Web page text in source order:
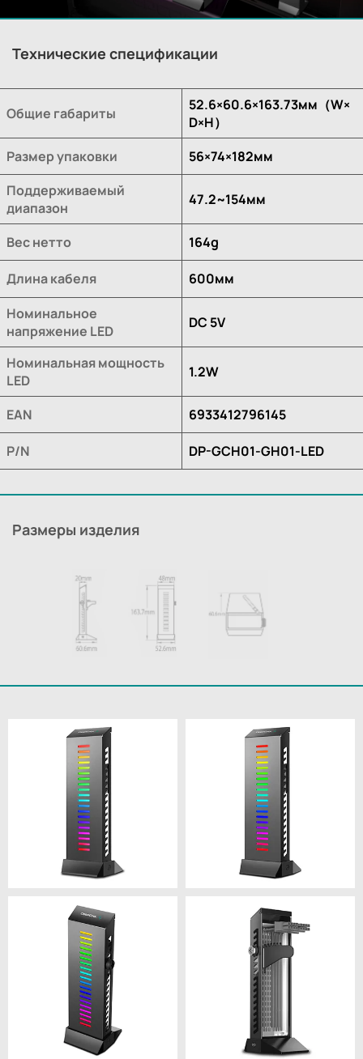
Технические спецификации
Общие габариты
52.6×60.6×163.73мм（W×
D×H）
Размер упаковки
56×74×182мм
Поддерживаемый
диапазон
47.2~154мм
Вес нетто 164g
Длина кабеля
600мм
Номинальное
напряжение LED
DC 5V
Номинальная мощность
LED
1.2W
EAN 6933412796145
P/N DP-GCH01-GH01-LED
Размеры изделия